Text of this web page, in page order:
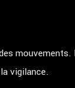
vigilance.